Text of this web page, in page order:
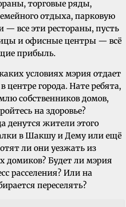
торговые ряды,
отдыха, парковую
— все эти рестораны, пусть
и офисные центры — всё
прибыль.
условиях мэрия отдает
центре города. Нате ребята,
собственников домов,
на здоровье?
денутся жители этого
в Шакшу и Дему или ещё
ли они уезжать из
домиков? Будет ли мэрия
расселения? Или на
переселять?